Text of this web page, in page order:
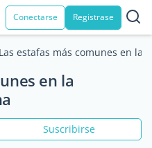
Conectarse Registrase
Las estafas más comunes en la
en la
Suscribirse